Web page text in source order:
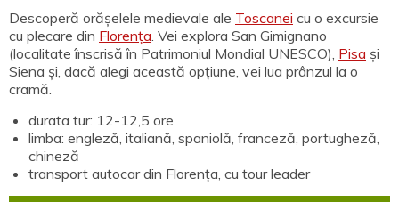
Descoperă orășelele medievale ale Toscanei cu o excursie
cu plecare din Florența. Vei explora San Gimignano
(localitate înscrisă în Patrimoniul Mondial UNESCO), Pisa și
Siena și, dacă alegi această opțiune, vei lua prânzul la o
cramă.
durata tur: 12-12,5 ore
limba: engleză, italiană, spaniolă, franceză, portugheză,
chineză
transport autocar din Florența, cu tour leader